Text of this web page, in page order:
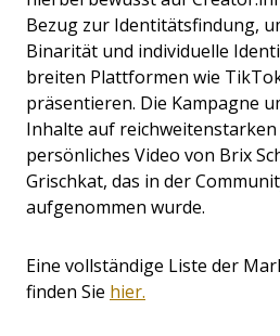
Bezug zur Identitätsfindung,
Binarität und individuelle
breiten Plattformen wie
präsentieren. Die Kampagne
Inhalte auf reichweitenstarken
persönliches Video von Brix
Grischkat, das in der
aufgenommen wurde.
Eine vollständige Liste der
finden Sie hier.